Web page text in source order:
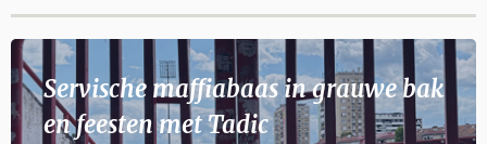
Servische maffiabaas in grauwe bak
en feesten met Tadic